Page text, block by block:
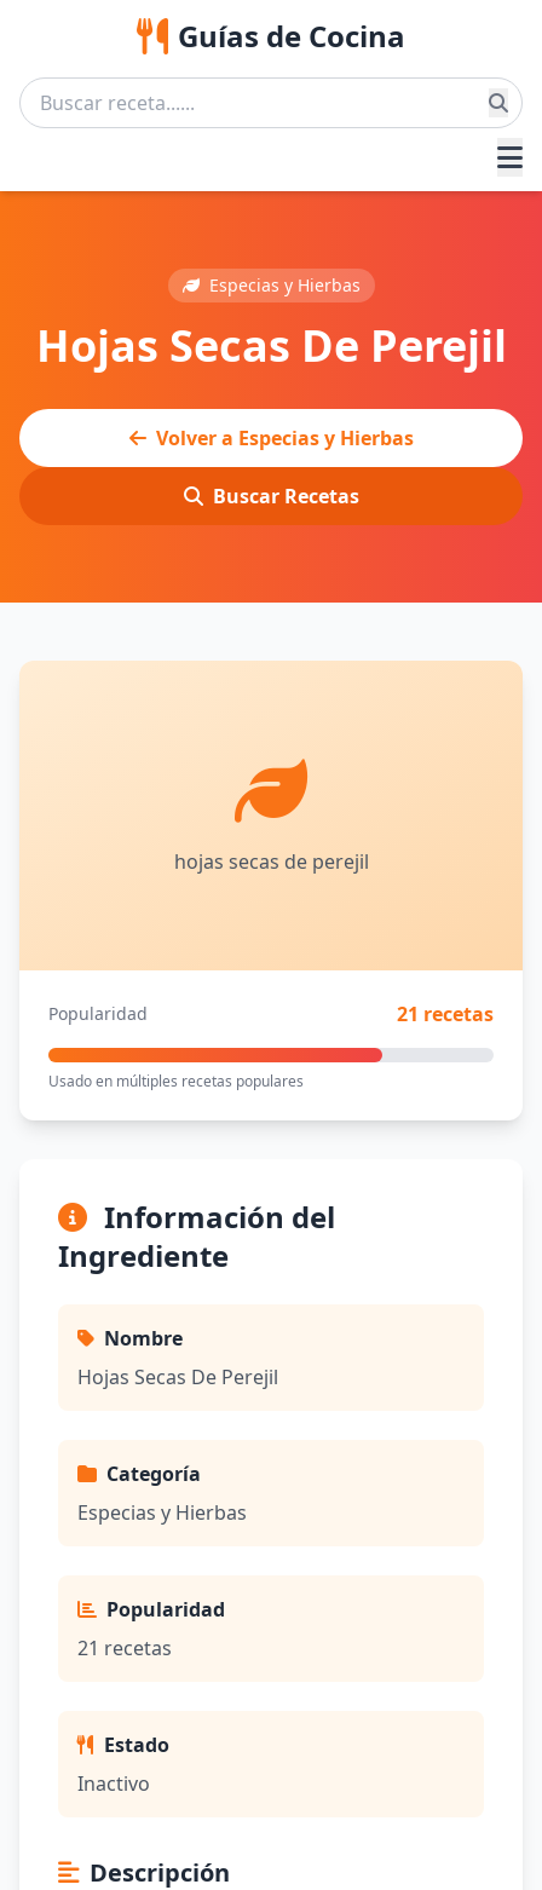
Guías de Cocina
Especias y Hierbas
Hojas Secas De Perejil
Volver a Especias y Hierbas
Buscar Recetas
hojas secas de perejil
Popularidad 21 recetas
Usado en múltiples recetas populares
Información del
Ingrediente
Nombre
Hojas Secas De Perejil
Categoría
Especias y Hierbas
Popularidad
21 recetas
Estado
Inactivo
Descripción